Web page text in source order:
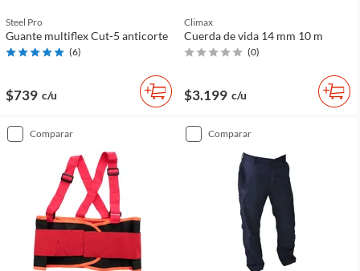
Steel Pro
Guante multiflex Cut-5 anticorte
(6)
$739 c/u
Climax
Cuerda de vida 14 mm 10 m
(0)
$3.199 c/u
comparar comparar